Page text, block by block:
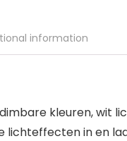
information
kleuren, wit
lichteffecten in en